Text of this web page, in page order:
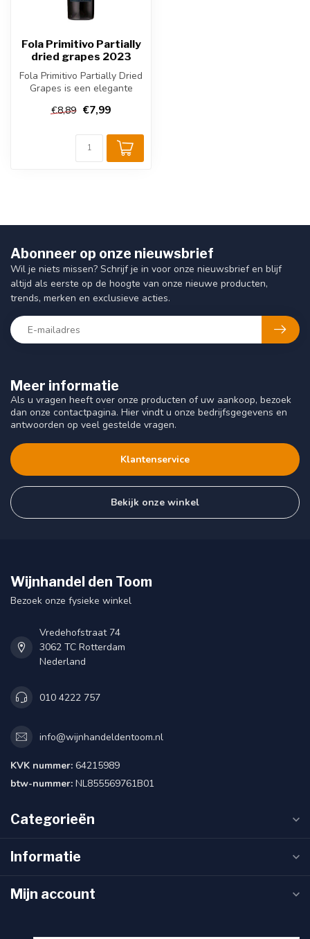
Fola Primitivo Partially
dried grapes 2023
Fola Primitivo Partially Dried
Grapes is een elegante
€8,89 €7,99
Meer informatie
Als u vragen heeft over onze producten of uw aankoop, bezoek
dan onze contactpagina. Hier vindt u onze bedrijfsgegevens en
antwoorden op veel gestelde vragen.
Klantenservice
Bekijk onze winkel
Abonneer op onze nieuwsbrief
Wil je niets missen? Schrijf je in voor onze nieuwsbrief en blijf
altijd als eerste op de hoogte van onze nieuwe producten,
trends, merken en exclusieve acties.
Wijnhandel den Toom
Bezoek onze fysieke winkel
Vredehofstraat 74
3062 TC Rotterdam
Nederland
010 4222 757
info@wijnhandeldentoom.nl
KVK nummer: 64215989
btw-nummer: NL855569761B01
Categorieën
Informatie
Mijn account